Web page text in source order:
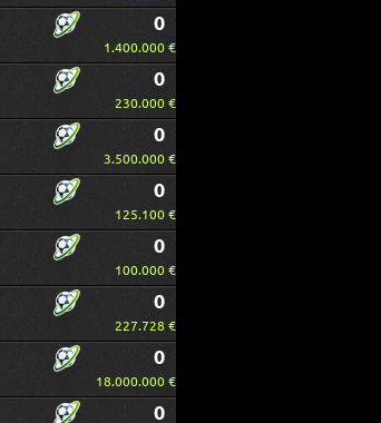
0
1.400.000 €
0
230.000 €
0
3.500.000 €
0
125.100 €
0
100.000 €
0
227.728 €
0
18.000.000 €
0